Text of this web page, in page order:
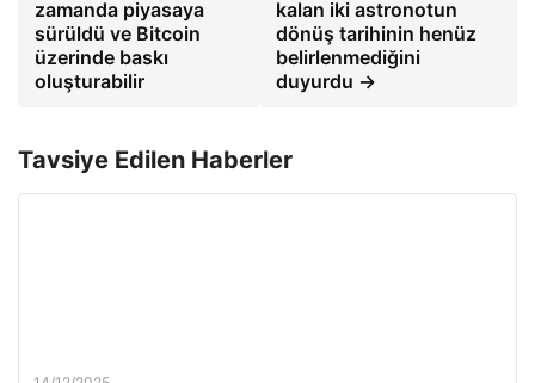
zamanda piyasaya
sürüldü ve Bitcoin
üzerinde baskı
oluşturabilir
kalan iki astronotun
dönüş tarihinin henüz
belirlenmediğini
duyurdu →
Tavsiye Edilen Haberler